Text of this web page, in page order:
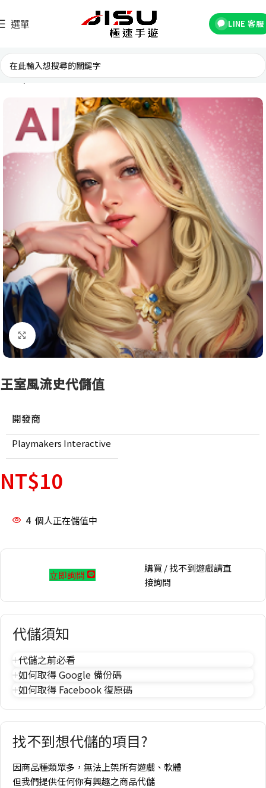
選單 LINE 客服
首頁 台灣遊戲
點擊放大
王室風流史代儲值
開發商
Playmakers Interactive
NT$10
4 個人正在儲值中
立即詢問
購買 / 找不到遊戲請直
接詢問
代儲須知
代儲之前必看
如何取得 Google 備份碼
如何取得 Facebook 復原碼
找不到想代儲的項目?
因商品種類眾多，無法上架所有遊戲、軟體
但我們提供任何你有興趣之商品代儲